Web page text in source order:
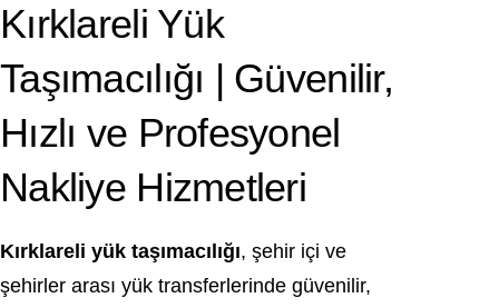
Kırklareli Yük
Taşımacılığı | Güvenilir,
Hızlı ve Profesyonel
Nakliye Hizmetleri
Kırklareli yük taşımacılığı, şehir içi ve
şehirler arası yük transferlerinde güvenilir,